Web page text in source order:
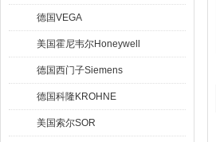
德国VEGA
美国霍尼韦尔Honeywell
德国西门子Siemens
德国科隆KROHNE
美国索尔SOR